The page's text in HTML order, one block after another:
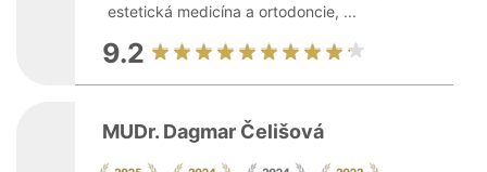
estetická medicína a ortodoncie, ...
9.2
MUDr. Dagmar Čelišová